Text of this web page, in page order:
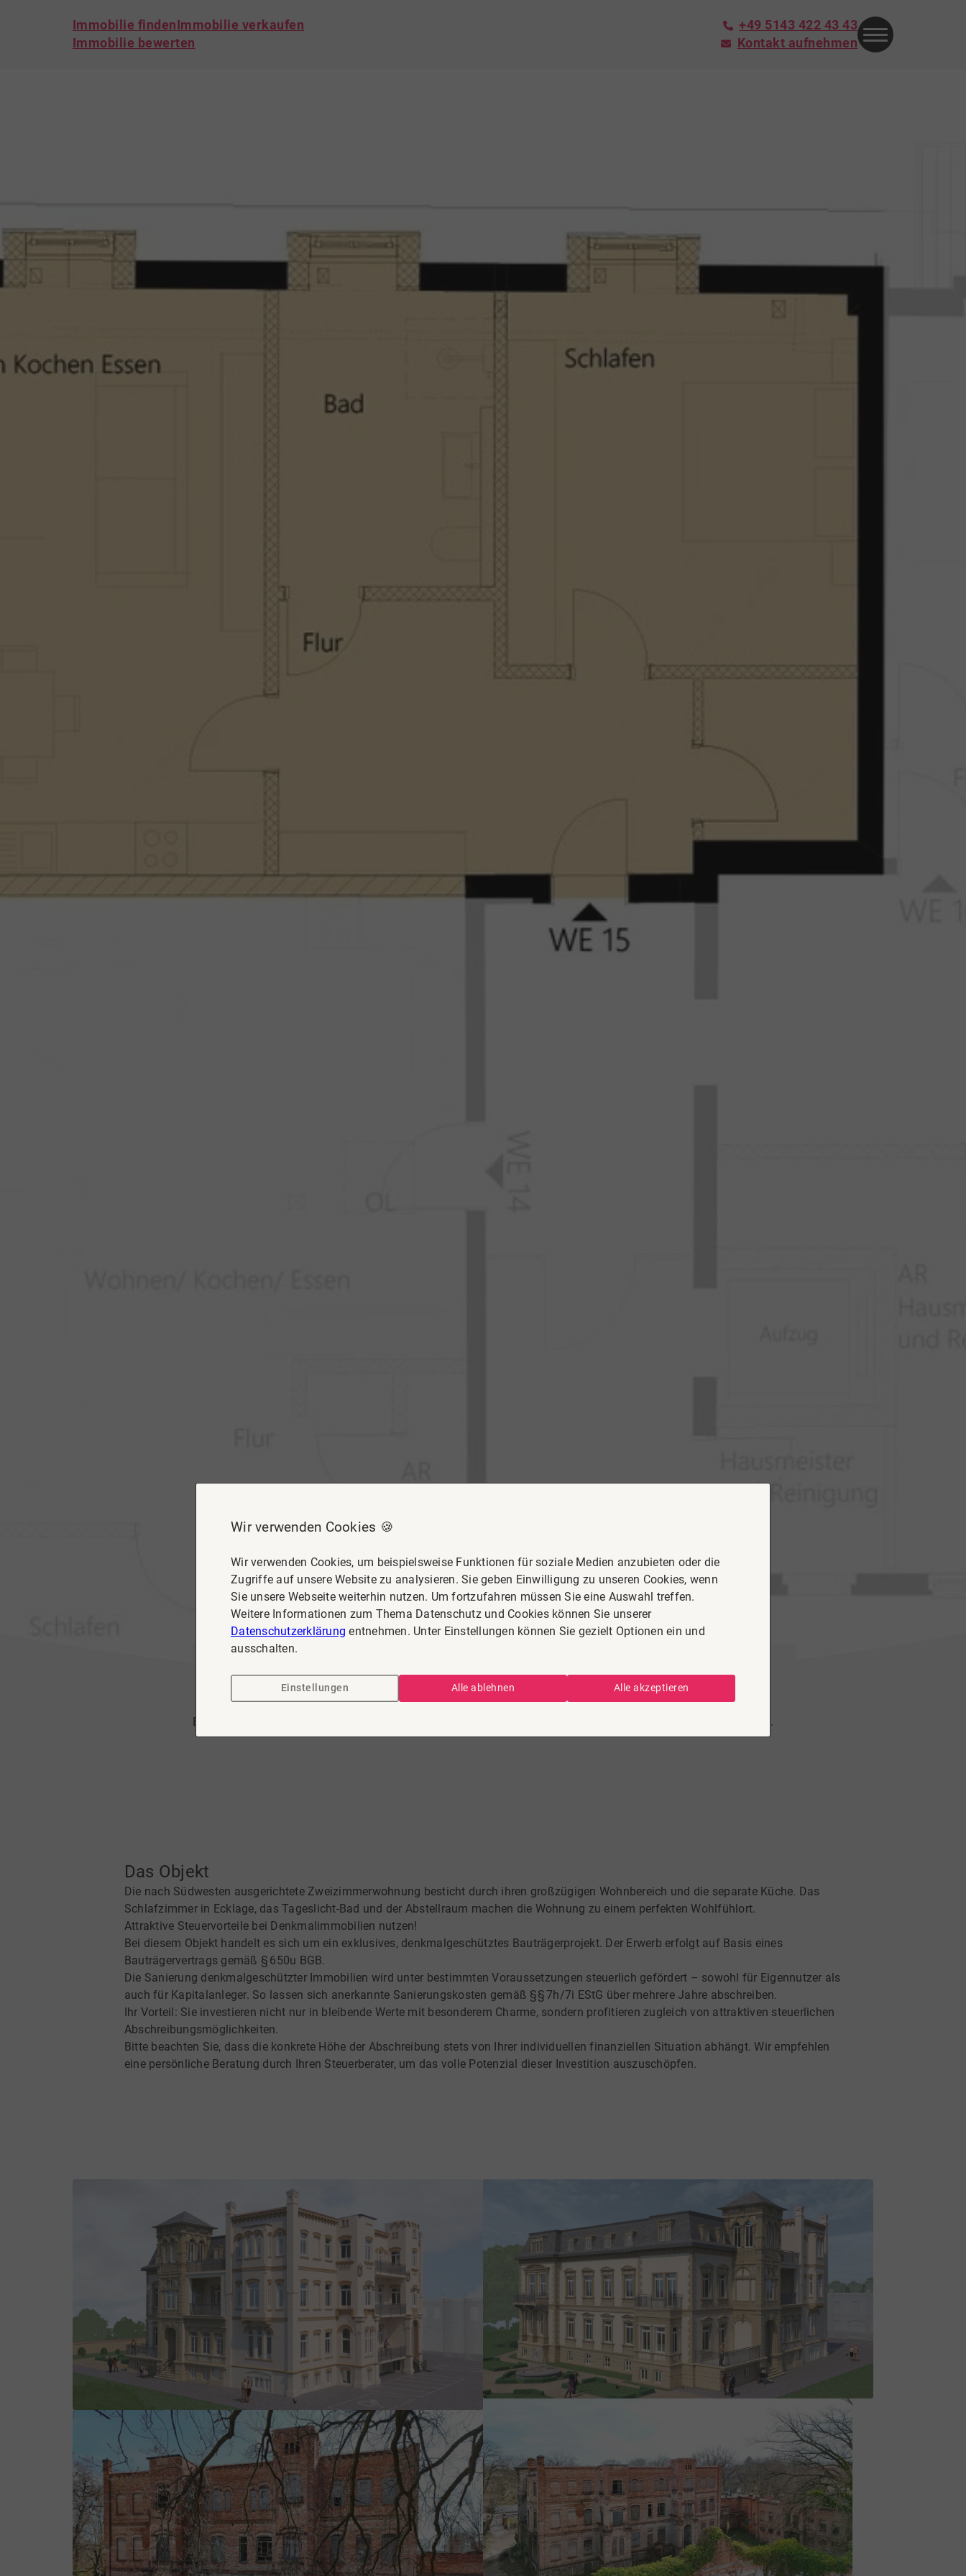
Immobilie finden Immobilie verkaufen
Immobilie bewerten
+49 5143 422 43 43
Kontakt aufnehmen
Wohnung zu kaufen in Köthen
Villa Wittig – Wohnen mit Geschichte & steuerlichem Vorteil
Exklusive Denkmalimmobilien im Herzen der Stadt – stilvoll saniert, steuerlich begünstigt, nachhaltig investiert.
Das Objekt
Die nach Südwesten ausgerichtete Zweizimmerwohnung besticht durch ihren großzügigen Wohnbereich und die separate Küche. Das
Schlafzimmer in Ecklage, das Tageslicht-Bad und der Abstellraum machen die Wohnung zu einem perfekten Wohlfühlort.
Attraktive Steuervorteile bei Denkmalimmobilien nutzen!
Bei diesem Objekt handelt es sich um ein exklusives, denkmalgeschütztes Bauträgerprojekt. Der Erwerb erfolgt auf Basis eines
Bauträgervertrags gemäß § 650u BGB.
Die Sanierung denkmalgeschützter Immobilien wird unter bestimmten Voraussetzungen steuerlich gefördert – sowohl für Eigennutzer als
auch für Kapitalanleger. So lassen sich anerkannte Sanierungskosten gemäß §§ 7h/7i EStG über mehrere Jahre abschreiben.
Ihr Vorteil: Sie investieren nicht nur in bleibende Werte mit besonderem Charme, sondern profitieren zugleich von attraktiven steuerlichen
Abschreibungsmöglichkeiten.
Bitte beachten Sie, dass die konkrete Höhe der Abschreibung stets von Ihrer individuellen finanziellen Situation abhängt. Wir empfehlen
eine persönliche Beratung durch Ihren Steuerberater, um das volle Potenzial dieser Investition auszuschöpfen.
Wir verwenden Cookies 🍪
Wir verwenden Cookies, um beispielsweise Funktionen für soziale Medien anzubieten oder die
Zugriffe auf unsere Website zu analysieren. Sie geben Einwilligung zu unseren Cookies, wenn
Sie unsere Webseite weiterhin nutzen. Um fortzufahren müssen Sie eine Auswahl treffen.
Weitere Informationen zum Thema Datenschutz und Cookies können Sie unserer
Datenschutzerklärung entnehmen. Unter Einstellungen können Sie gezielt Optionen ein und
ausschalten.
Einstellungen Alle ablehnen Alle akzeptieren